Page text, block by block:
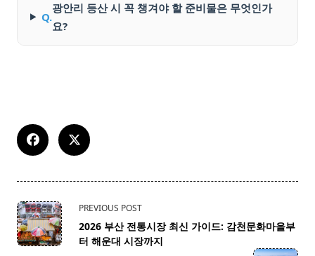
Q.
광안리 등산 시 꼭 챙겨야 할 준비물은 무엇인가
요?
<span
class="nav-
subtitle
PREVIOUS POST
2026 부산 전통시장 최신 가이드: 감천문화마을부
터 해운대 시장까지